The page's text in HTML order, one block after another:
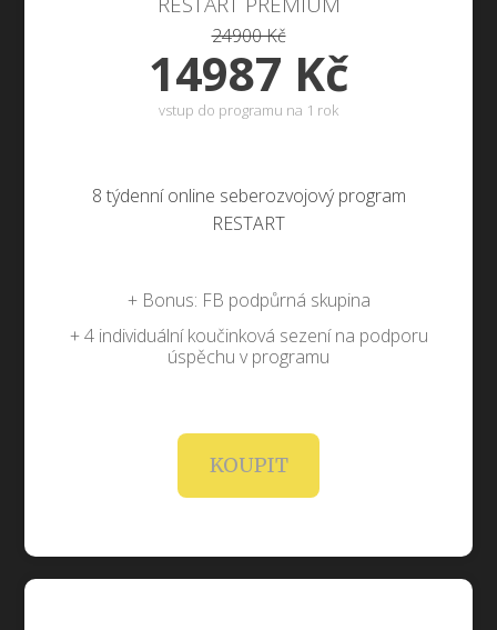
24900 Kč
14987 Kč
vstup do programu na 1 rok
8 týdenní online seberozvojový program
RESTART
+ Bonus: FB podpůrná skupina
+ 4 individuální koučinková sezení na podporu
úspěchu v programu
KOUPIT